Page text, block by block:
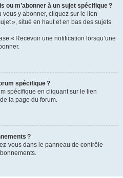
ou m’abonner à un sujet spécifique ?
vous y abonner, cliquez sur le lien
», situé en haut et en bas des sujets
« Recevoir une notification lorsqu’une
spécifique ?
spécifique en cliquant sur le lien
la page du forum.
?
vous dans le panneau de contrôle